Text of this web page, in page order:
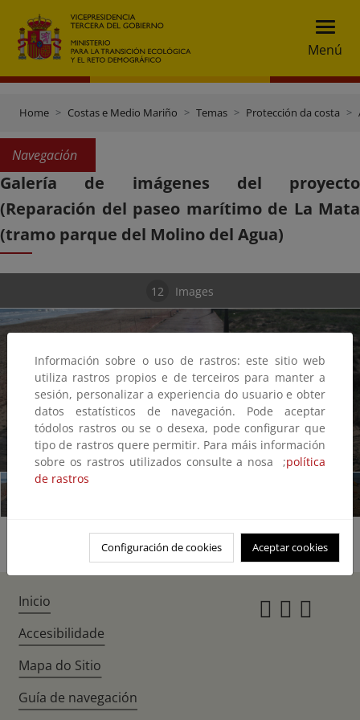
Menú
Home Costas e Medio Mariño Temas Protección da costa
Navegación
Galería de imágenes del proyecto
(Reparación del paseo marítimo de La Mata
(tramo parque del Molino del Agua)
12 Images
1/12
Información sobre o uso de rastros: este sitio web
utiliza rastros propios e de terceiros para manter a
sesión, personalizar a experiencia do usuario e obter
datos estatísticos de navegación. Pode aceptar
tódolos rastros ou se o desexa, pode configurar que
tipo de rastros quere permitir. Para máis información
sobre os rastros utilizados consulte a nosa ;política
de rastros
Configuración de cookies Aceptar cookies
Inicio
Accesibilidade
Mapa do Sitio
Guía de navegación